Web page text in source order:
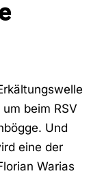
beim RSV
Und
eine der
Warias